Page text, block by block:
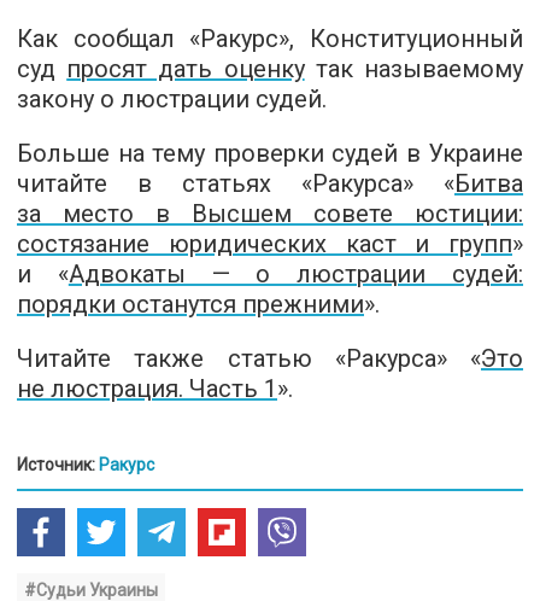
Как сообщал «Ракурс», Конституционный
суд просят дать оценкутак называемому
закону о люстрации судей.
Больше на тему проверки судей в Украине
читайте в статьях «Ракурса» «Битва
за место в Высшем совете юстиции:
состязание юридических каст и групп»
и «Адвокаты — о люстрации судей:
порядки останутся прежними».
Читайте также статью «Ракурса» «Это
не люстрация. Часть 1 ».
Источник: Ракурс
#Судьи Украины